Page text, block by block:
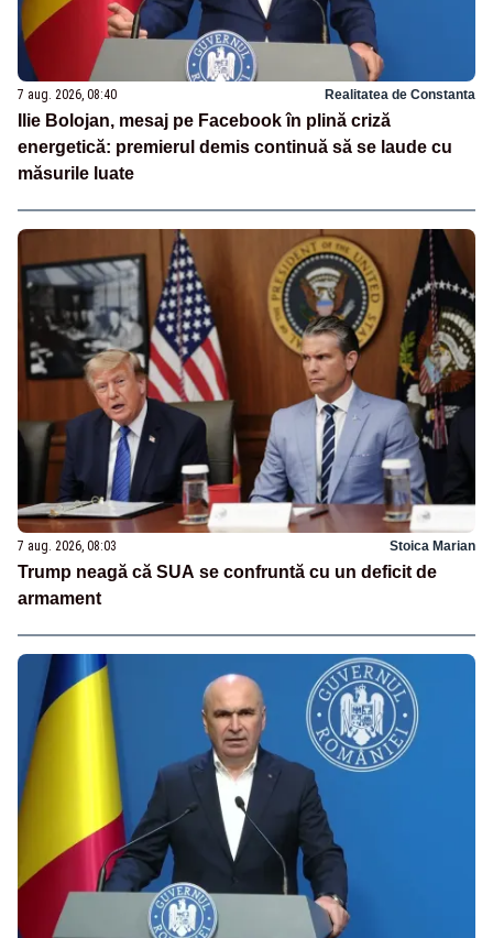
7 aug. 2026, 08:40 Realitatea de Constanta
Ilie Bolojan, mesaj pe Facebook în plină criză
energetică: premierul demis continuă să se laude cu
măsurile luate
7 aug. 2026, 08:03 Stoica Marian
Trump neagă că SUA se confruntă cu un deficit de
armament